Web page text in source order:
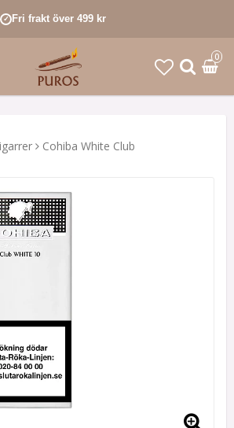
✓ Fri frakt över 499 kr
0
Cohiba White Club